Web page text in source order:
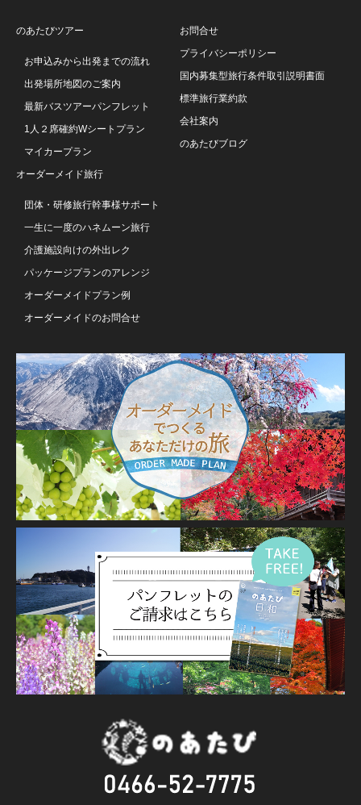
のあたびツアー
お申込みから出発までの流れ
出発場所地図のご案内
最新バスツアーパンフレット
1人２席確約Wシートプラン
マイカープラン
オーダーメイド旅行
団体・研修旅行幹事様サポート
一生に一度のハネムーン旅行
介護施設向けの外出レク
パッケージプランのアレンジ
オーダーメイドプラン例
オーダーメイドのお問合せ
お問合せ
プライバシーポリシー
国内募集型旅行条件取引説明書面
標準旅行業約款
会社案内
のあたびブログ